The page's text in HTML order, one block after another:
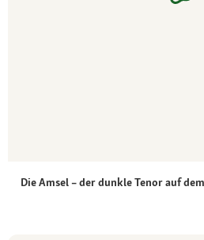
Die Amsel – der dunkle Tenor auf